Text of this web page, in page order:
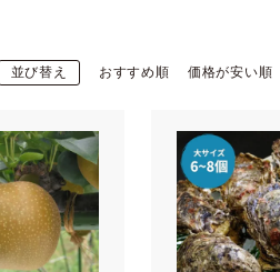
並び替え おすすめ順 価格が安い順